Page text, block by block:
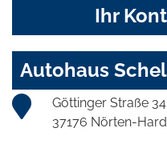
Ihr
Autohaus
Göttinger Straße 34
37176 Nörten-